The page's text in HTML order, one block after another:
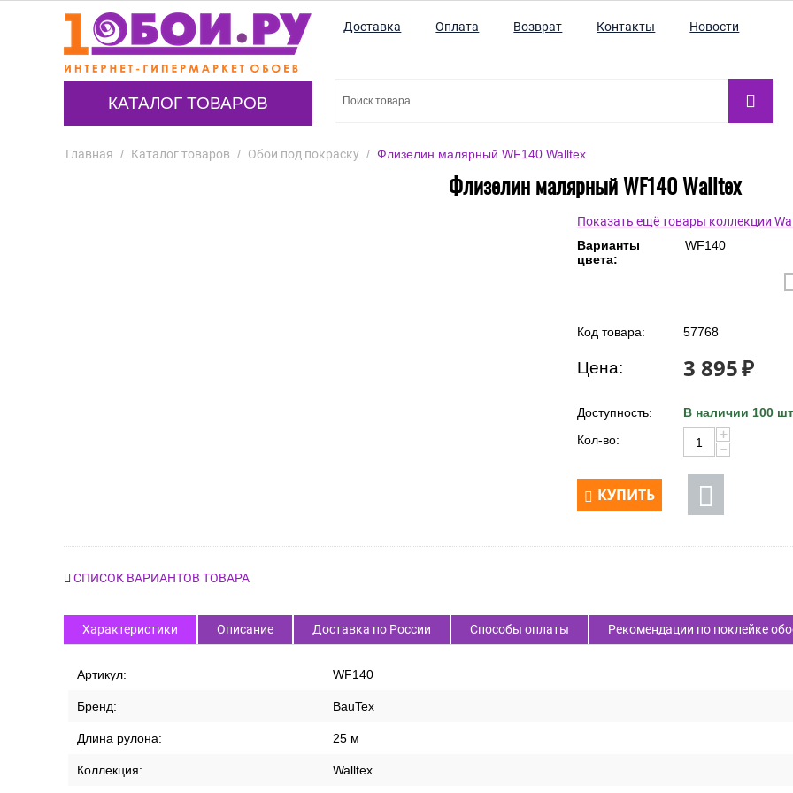
КАТАЛОГ ТОВАРОВ
Доставка Оплата Возврат Контакты Новости
Главная / Каталог товаров / Обои под покраску / Флизелин малярный WF140 Walltex
Флизелин малярный WF140 Walltex
Показать ещё товары коллекции
Варианты
цвета:
WF140
57768
3 895
Доступность:
В наличии 100
−
СПИСОК ВАРИАНТОВ ТОВАРА
Артикул: WF140